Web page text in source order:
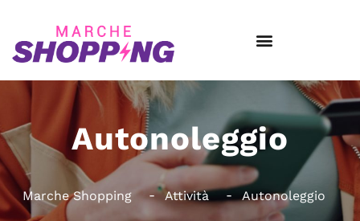
Autonoleggio
Marche Shopping Attività Autonoleggio